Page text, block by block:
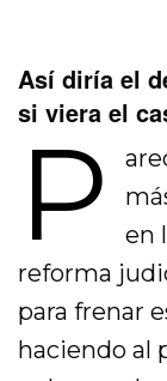
Así diría el
si viera el
P
en
reforma
para frenar
haciendo al